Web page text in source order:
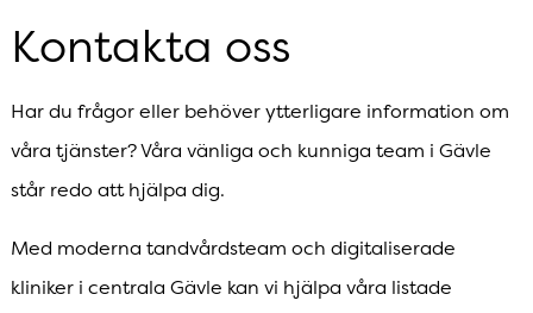
Kontakta oss
Har du frågor eller behöver ytterligare information om
våra tjänster? Våra vänliga och kunniga team i Gävle
står redo att hjälpa dig.
Med moderna tandvårdsteam och digitaliserade
kliniker i centrala Gävle kan vi hjälpa våra listade